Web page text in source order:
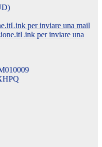
Link per inviare una mail
Link per inviare una